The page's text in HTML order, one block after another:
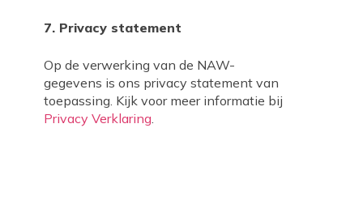
7. Privacy statement
Op de verwerking van de NAW-
gegevens is ons privacy statement van
toepassing. Kijk voor meer informatie bij
Privacy Verklaring.